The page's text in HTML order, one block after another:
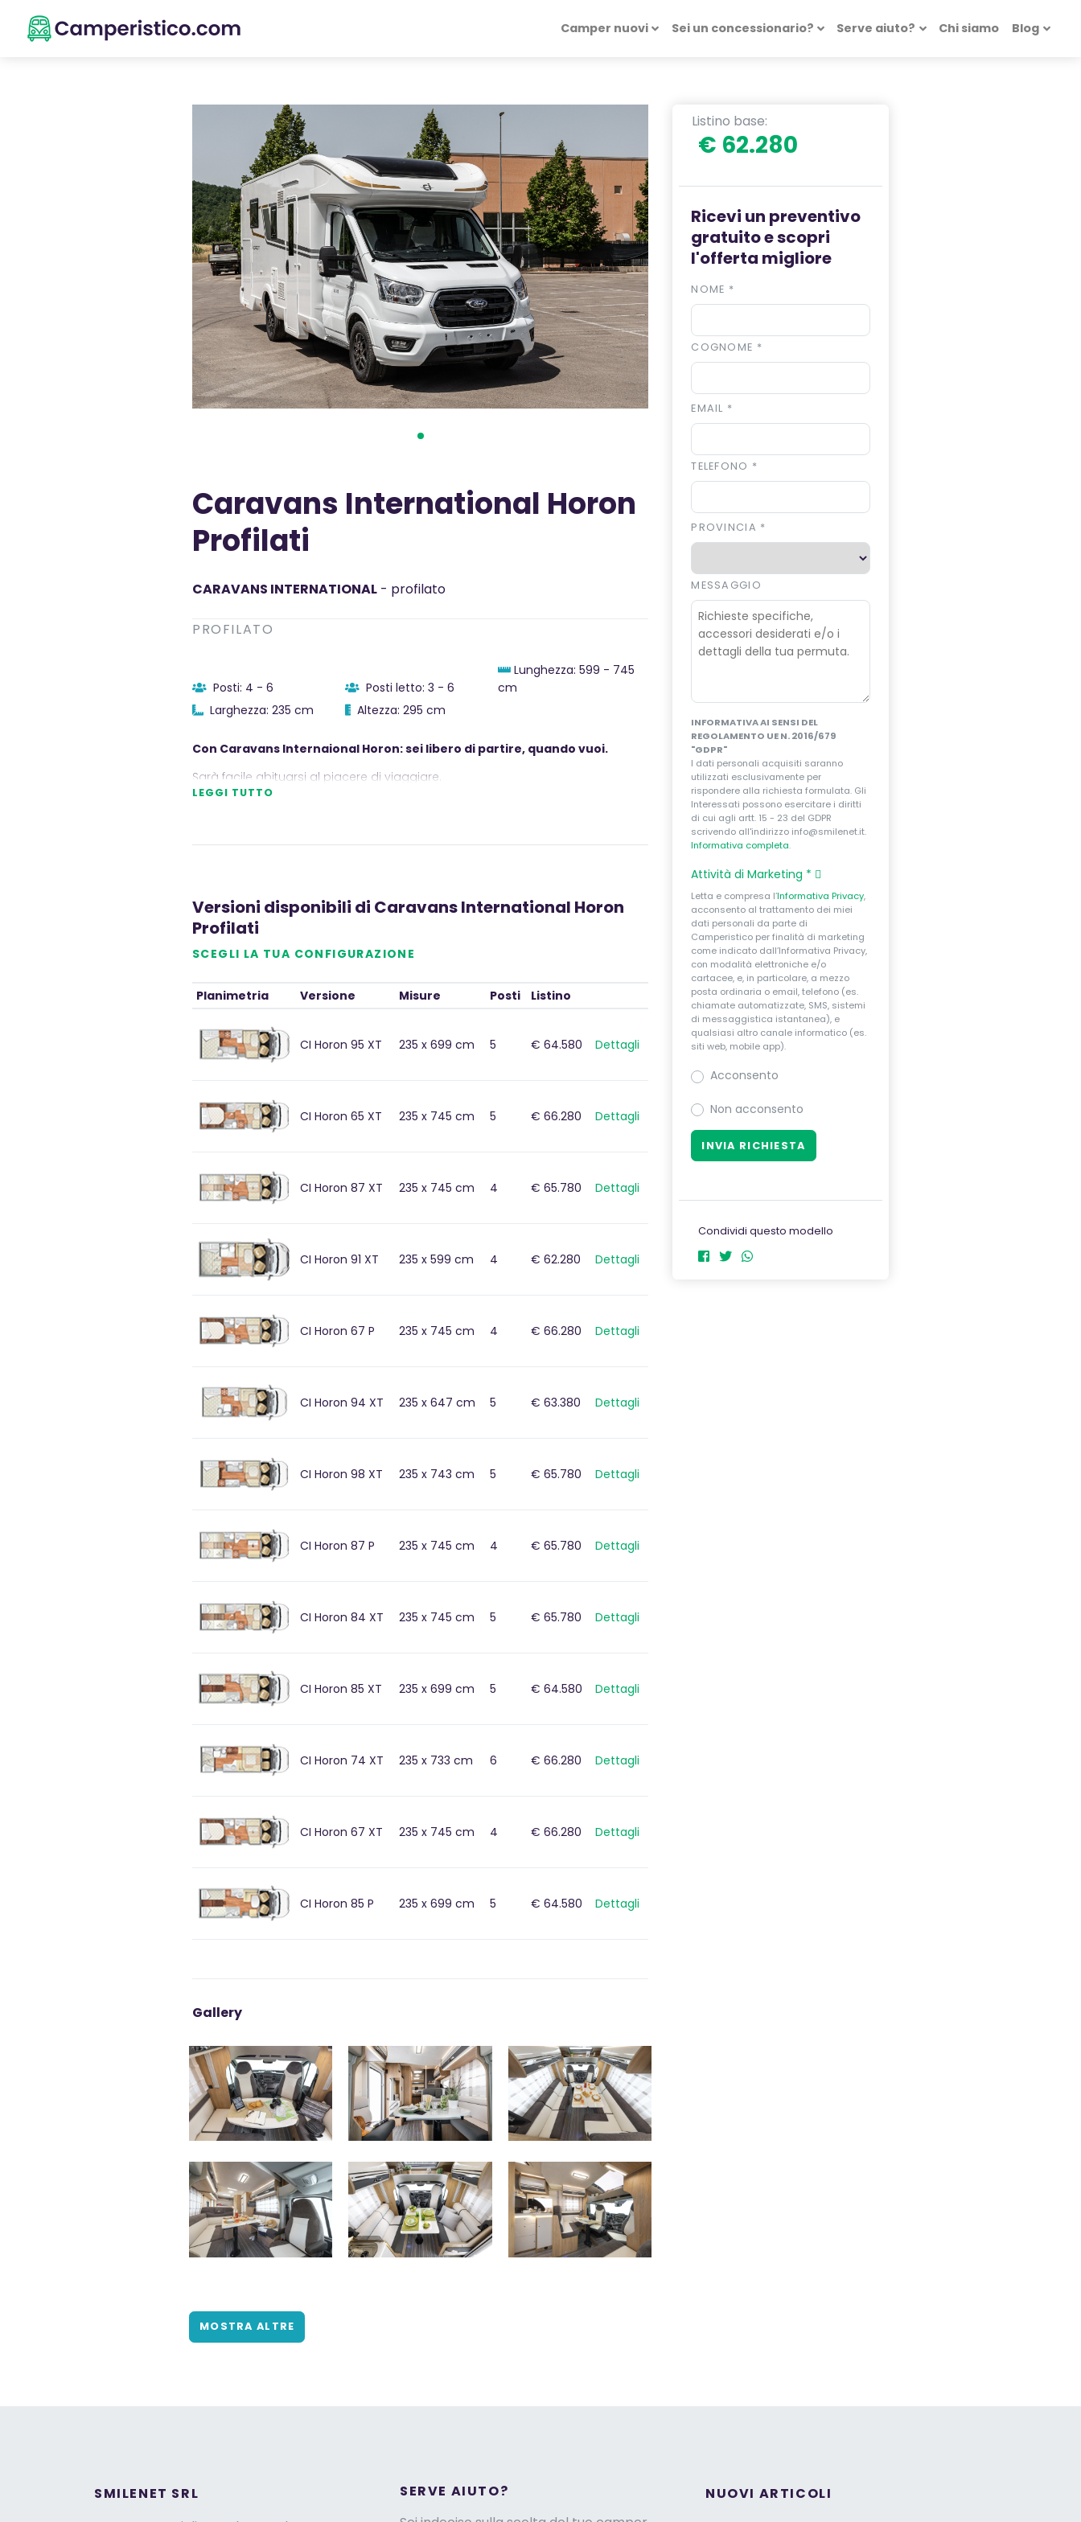
Camper nuovi Sei un concessionario? Serve aiuto? Chi siamo Blog
Caravans International Horon
Profilati
CARAVANS INTERNATIONAL - profilato
PROFILATO
Posti: 4 - 6 Posti letto: 3 - 6
Lunghezza: 599 - 745
cm
Larghezza: 235 cm
Altezza: 295 cm
Con Caravans Internaional Horon: sei libero di partire, quando vuoi.
Sarà facile abituarsi al piacere di viaggiare.
LEGGI TUTTO
Versioni disponibili di Caravans International Horon
Profilati
SCEGLI LA TUA CONFIGURAZIONE
Planimetria Versione Misure Posti Listino
CI Horon 95 XT 235 x 699 cm 5 € 64.580 Dettagli
CI Horon 65 XT 235 x 745 cm 5 € 66.280 Dettagli
CI Horon 87 XT 235 x 745 cm 4 € 65.780 Dettagli
CI Horon 91 XT 235 x 599 cm 4 € 62.280 Dettagli
CI Horon 67 P 235 x 745 cm 4 € 66.280 Dettagli
CI Horon 94 XT 235 x 647 cm 5 € 63.380 Dettagli
CI Horon 98 XT 235 x 743 cm 5 € 65.780 Dettagli
CI Horon 87 P 235 x 745 cm 4 € 65.780 Dettagli
CI Horon 84 XT 235 x 745 cm 5 € 65.780 Dettagli
CI Horon 85 XT 235 x 699 cm 5 € 64.580 Dettagli
CI Horon 74 XT 235 x 733 cm 6 € 66.280 Dettagli
CI Horon 67 XT 235 x 745 cm 4 € 66.280 Dettagli
CI Horon 85 P 235 x 699 cm 5 € 64.580 Dettagli
Gallery
MOSTRA ALTRE
Listino base:
€ 62.280
Ricevi un preventivo
gratuito e scopri
l'offerta migliore
NOME *
COGNOME *
EMAIL *
TELEFONO *
PROVINCIA *
MESSAGGIO
INFORMATIVA AI SENSI DEL
REGOLAMENTO UE N. 2016/679
"GDPR"
I dati personali acquisiti saranno
utilizzati esclusivamente per
rispondere alla richiesta formulata. Gli
Interessati possono esercitare i diritti
di cui agli artt. 15 - 23 del GDPR
scrivendo all'indirizzo info@smilenet.it.
Informativa completa.
Attività di Marketing *
Letta e compresa l’Informativa Privacy,
acconsento al trattamento dei miei
dati personali da parte di
Camperistico per finalità di marketing
come indicato dall’Informativa Privacy,
con modalità elettroniche e/o
cartacee, e, in particolare, a mezzo
posta ordinaria o email, telefono (es.
chiamate automatizzate, SMS, sistemi
di messaggistica istantanea), e
qualsiasi altro canale informatico (es.
siti web, mobile app).
Acconsento
Non acconsento
Condividi questo modello
SMILENET SRL
SERVE AIUTO?
NUOVI ARTICOLI